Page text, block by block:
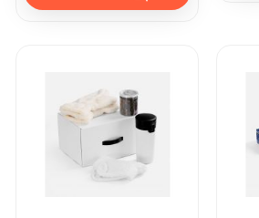
Подарочные наборы с флешками
Подарочные наборы для детей
Подарочные наборы для женщин